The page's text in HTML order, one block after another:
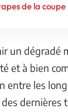
de la coupe
un dégradé
et à bien
entre les
des